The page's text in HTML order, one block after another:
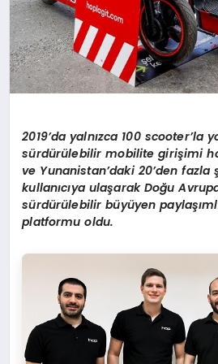
2019’da yalnızca 100 scooter’la
sürdürülebilir mobilite girişimi
ve Yunanistan’daki 20’den fazla
kullanıcıya ulaşarak Doğu
sürdürülebilir büyüyen paylaşıml
platformu oldu.